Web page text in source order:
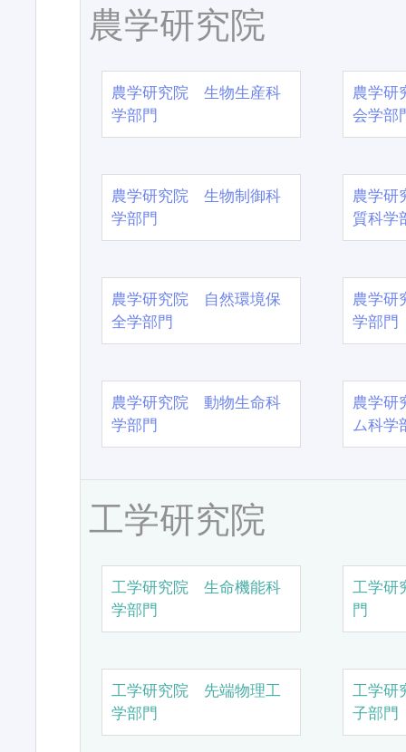
農学研究院
農学研究院 生物生産科
学部門
農学
会学部
農学研究院 生物制御科
学部門
農学
質科学
農学研究院 自然環境保
全学部門
農学
学部門
農学研究院 動物生命科
学部門
農学
ム科学
工学研究院
工学研究院 生命機能科
学部門
工学研
門
工学研究院 先端物理工
学部門
工学研
子部門